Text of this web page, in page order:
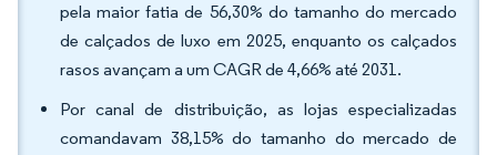
pela maior fatia de 56,30% do tamanho do mercado
de calçados de luxo em 2025, enquanto os calçados
rasos avançam a um CAGR de 4,66% até 2031.
Por canal de distribuição, as lojas especializadas
comandavam 38,15% do tamanho do mercado de